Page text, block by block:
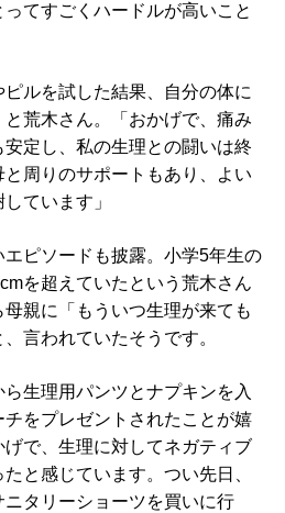
てすごくハードルが高いこと
ルを試した結果、自分の体に
荒木さん。「おかげで、痛み
定し、私の生理との闘いは終
周りのサポートもあり、よい
ています」
ピソードも披露。小学5年生の
を超えていたという荒木さん
親に「もういつ生理が来ても
言われていたそうです。
ら生理用パンツとナプキンを入
をプレゼントされたことが嬉
で、生理に対してネガティブ
と感じています。つい先日、
タリーショーツを買いに行